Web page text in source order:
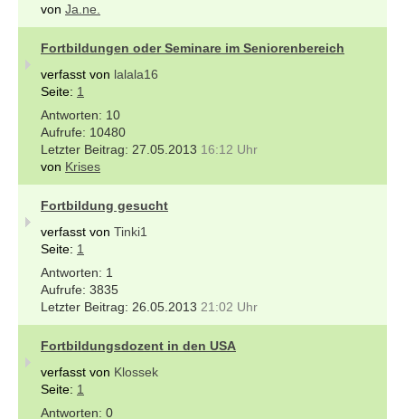
von Ja.ne.
Fortbildungen oder Seminare im Seniorenbereich
verfasst von lalala16
Seite: 1
10
10480
27.05.2013 16:12 Uhr
von Krises
Fortbildung gesucht
verfasst von Tinki1
Seite: 1
1
3835
26.05.2013 21:02 Uhr
Fortbildungsdozent in den USA
verfasst von Klossek
Seite: 1
0